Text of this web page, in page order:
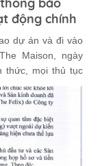
động chính
dự án và đi vào
Maison, ngày
thức, mọi thủ tục
quý khách hàng